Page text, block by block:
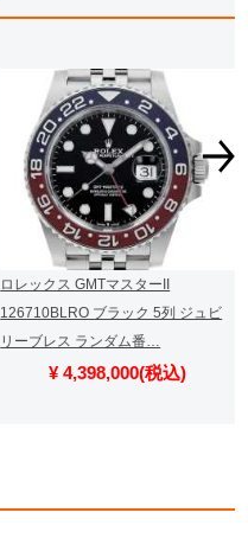
ロレックス GMTマスターII
126710BLRO ブラック 5列 ジュビ
リーブレス ランダム番…
¥ 4,398,000(税込)